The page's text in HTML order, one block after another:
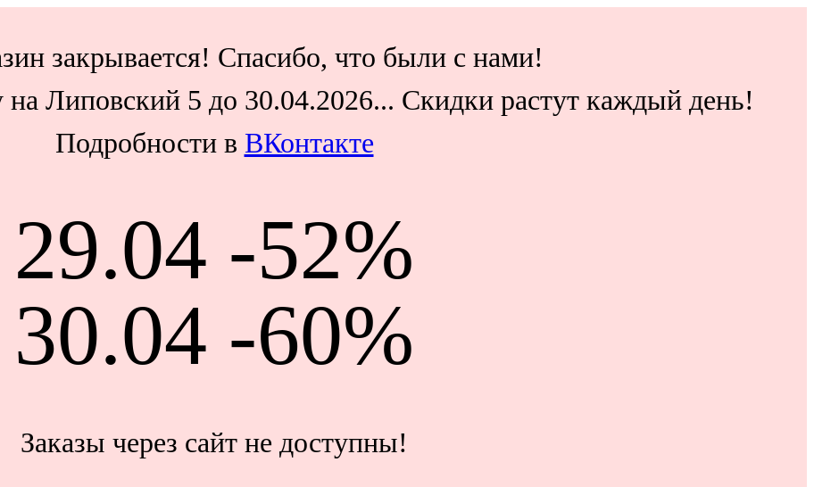
закрывается! Спасибо, что были с нами!
на Липовский 5 до 30.04.2026... Скидки растут каждый день!
Подробности в ВКонтакте
29.04 -52%
30.04 -60%
Заказы через сайт не доступны!